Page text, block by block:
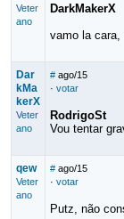
Veter
ano
DarkMakerX
vamo la cara,
Dar
kMa
kerX
Veter
ano
# ago/15
· votar
RodrigoSt
Vou tentar
qew
Veter
ano
# ago/15
· votar
Putz, não